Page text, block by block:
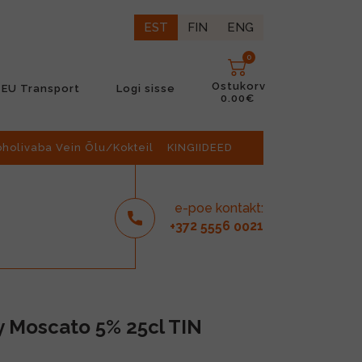
EST FIN ENG
EU Transport Logi sisse
0
Ostukorv
0.00€
Vein Õlu/Kokteil KINGIIDEED
e-poe kontakt:
+372 5556 0021
5% 25cl TIN